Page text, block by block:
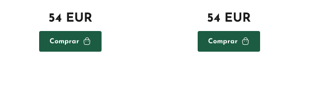
54 EUR
Comprar
54 EUR
Comprar